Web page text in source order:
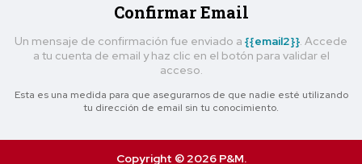
Confirmar Email
Un mensaje de confirmación fue enviado a {{email2}} . Accede
a tu cuenta de email y haz clic en el botón para validar el
acceso.
Esta es una medida para que asegurarnos de que nadie esté utilizando
tu dirección de email sin tu conocimiento.
Copyright © 2026 P&M.